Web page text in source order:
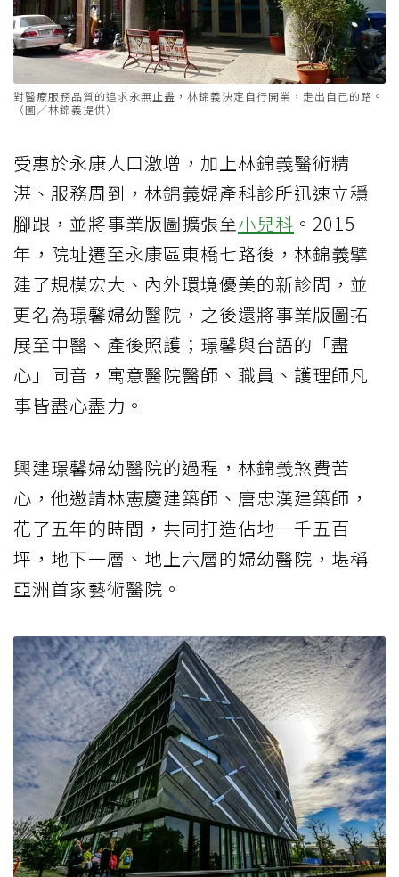
對醫療服務品質的追求永無止盡，林錦義決定自行開業，走出自己的路。
（圖／林錦義提供）
受惠於永康人口激增，加上林錦義醫術精
湛、服務周到，林錦義婦產科診所迅速立穩
腳跟，並將事業版圖擴張至小兒科 。2015
年，院址遷至永康區東橋七路後，林錦義擘
建了規模宏大、內外環境優美的新診間，並
更名為璟馨婦幼醫院，之後還將事業版圖拓
展至中醫、產後照護；璟馨與台語的「盡
心」同音，寓意醫院醫師、職員、護理師凡
事皆盡心盡力。
興建璟馨婦幼醫院的過程，林錦義煞費苦
心，他邀請林憲慶建築師、唐忠漢建築師，
花了五年的時間，共同打造佔地一千五百
坪，地下一層、地上六層的婦幼醫院，堪稱
亞洲首家藝術醫院。